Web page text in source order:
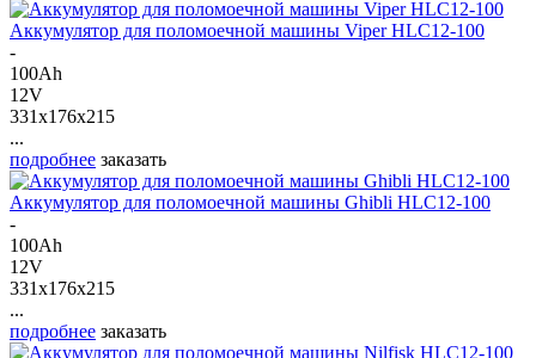
Аккумулятор для поломоечной машины Viper HLC12-100
-
100Ah
12V
331x176x215
...
подробнее заказать
Аккумулятор для поломоечной машины Ghibli HLC12-100
-
100Ah
12V
331x176x215
...
подробнее заказать